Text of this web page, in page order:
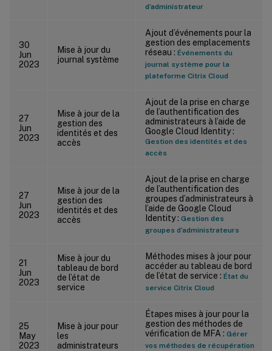
d’administrateur
30
Jun
2023
Mise à jour du
journal système
Ajout d’événements pour la
gestion des emplacements
réseau : Événements du
journal système pour la
plateforme Citrix Cloud
27
Jun
2023
Mise à jour de la
gestion des
identités et des
accès
Ajout de la prise en charge
de l’authentification des
administrateurs à l’aide de
Google Cloud Identity :
Gestion des identités et des
accès
27
Jun
2023
Mise à jour de la
gestion des
identités et des
accès
Ajout de la prise en charge
de l’authentification des
groupes d’administrateurs à
l’aide de Google Cloud
Identity : Gestion des
groupes d’administrateurs
21
Jun
2023
Mise à jour du
tableau de bord
de l’état de
service
Méthodes mises à jour pour
accéder au tableau de bord
de l’état de service : État du
service Citrix Cloud
25
May
2023
Mise à jour pour
les
administrateurs
Étapes mises à jour pour la
gestion des méthodes de
vérification de MFA : Gérer
vos méthodes de récupération